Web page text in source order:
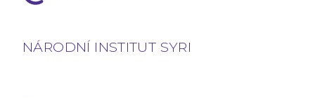
NÁRODNÍ INSTITUT SYRI